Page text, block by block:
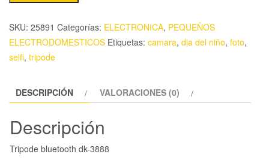
SKU: 25891 Categorías: ELECTRONICA, PEQUEÑOS
ELECTRODOMESTICOS Etiquetas: camara, dia del niño, foto,
selfi, tripode
DESCRIPCIÓN VALORACIONES (0)
Descripción
Tripode bluetooth dk-3888